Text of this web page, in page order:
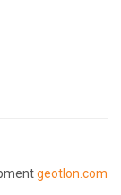
geotlon.com